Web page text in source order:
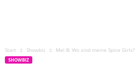
Start Showbiz Mel B: Wo sind meine Spice Girls?
SHOWBIZ